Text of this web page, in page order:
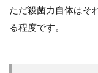
ただ殺菌力自体はそ
る程度です。